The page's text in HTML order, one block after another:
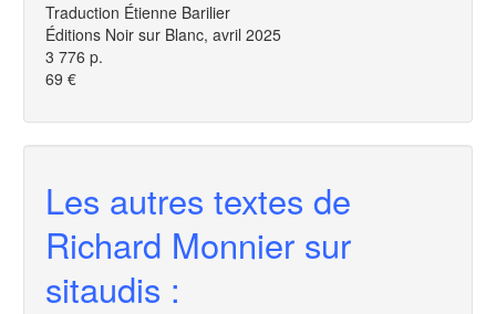
Traduction Étienne Barilier
Éditions Noir sur Blanc, avril 2025
3 776 p.
69 €
Les autres textes de
Richard Monnier sur
sitaudis :